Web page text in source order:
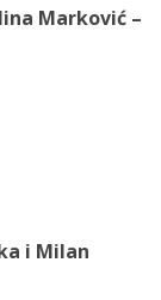
Marković –
i Milan